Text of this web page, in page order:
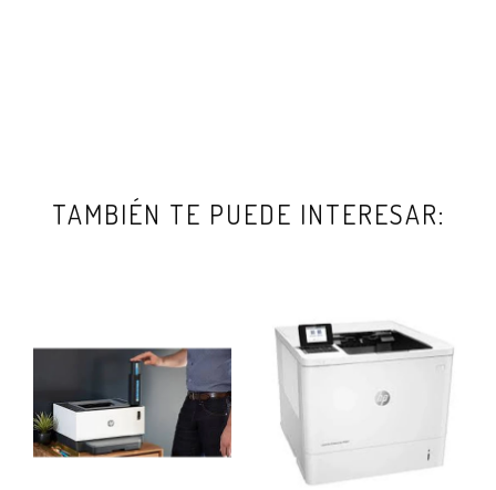
TAMBIÉN TE PUEDE INTERESAR: